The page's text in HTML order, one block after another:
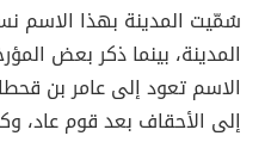
سُمّيت المدينة بهذا الاسم
المدينة، بينما ذكر بعض
الاسم تعود إلى عامر بن
إلى الأحقاف بعد قوم عاد،